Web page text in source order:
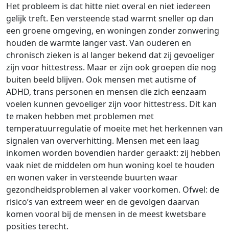
Het probleem is dat hitte niet overal en niet iedereen
gelijk treft. Een versteende stad warmt sneller op dan
een groene omgeving, en woningen zonder zonwering
houden de warmte langer vast. Van ouderen en
chronisch zieken is al langer bekend dat zij gevoeliger
zijn voor hittestress. Maar er zijn ook groepen die nog
buiten beeld blijven. Ook mensen met autisme of
ADHD, trans personen en mensen die zich eenzaam
voelen kunnen gevoeliger zijn voor hittestress. Dit kan
te maken hebben met problemen met
temperatuurregulatie of moeite met het herkennen van
signalen van oververhitting. Mensen met een laag
inkomen worden bovendien harder geraakt: zij hebben
vaak niet de middelen om hun woning koel te houden
en wonen vaker in versteende buurten waar
gezondheidsproblemen al vaker voorkomen. Ofwel: de
risico’s van extreem weer en de gevolgen daarvan
komen vooral bij de mensen in de meest kwetsbare
posities terecht.